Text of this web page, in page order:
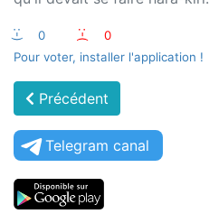
:-) 0 :-(
0
Pour voter, installer l'application !
Précédent
Telegram canal